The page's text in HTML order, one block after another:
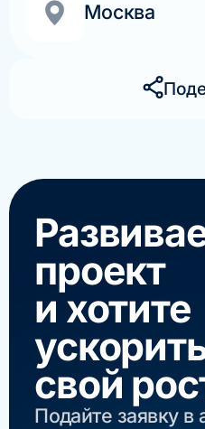
Москва
проект
и хотите
свой
Подайте заявку в